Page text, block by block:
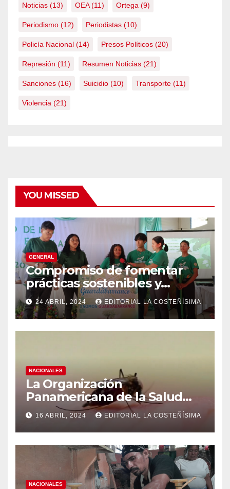
Noticias (13) OEA(11) Ortega (9)
Periodismo (12) Periodistas (10)
Policía Nacional (14) Presos Políticos (20)
Represión (11) Resumen Noticias (21)
Sanciones (16) Suicidio (10) Transporte (11)
Violencia (21)
YOU MISSED
GENERAL
Compromiso de fomentar
prácticas sostenibles y
conciencia ecológica en las
instituciones educativas
24 ABRIL, 2024 EDITORIAL LA COSTEÑÍSIMA
NACIONALES
La Organización
Panamericana de la Salud
(OPS), recomienda reforzar
medidas ante el aumento de
casos de dengue
16 ABRIL, 2024 EDITORIAL LA COSTEÑÍSIMA
NACIONALES